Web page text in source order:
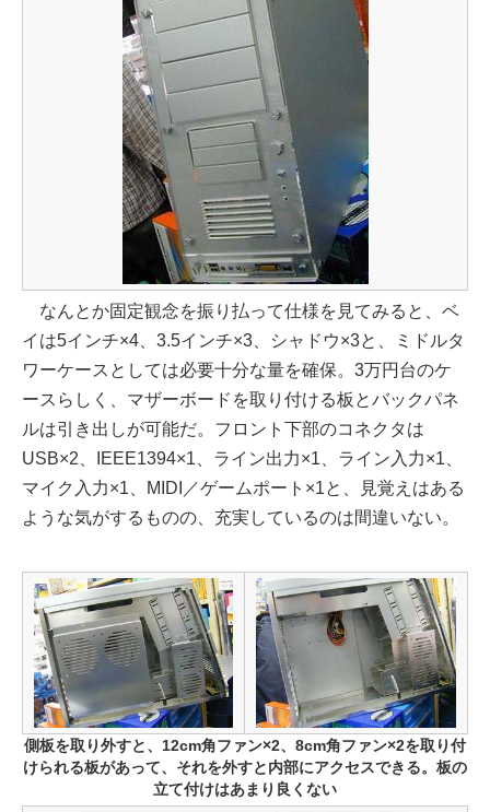
なんとか固定観念を振り払って仕様を見てみると、ベ
イは5インチ×4、3.5インチ×3、シャドウ×3と、ミドルタ
ワーケースとしては必要十分な量を確保。3万円台のケ
ースらしく、マザーボードを取り付ける板とバックパネ
ルは引き出しが可能だ。フロント下部のコネクタは
USB×2、IEEE1394×1、ライン出力×1、ライン入力×1、
マイク入力×1、MIDI／ゲームポート×1と、見覚えはある
ような気がするものの、充実しているのは間違いない。
側板を取り外すと、12cm角ファン×2、8cm角ファン×2を取り付
けられる板があって、それを外すと内部にアクセスできる。板の
立て付けはあまり良くない